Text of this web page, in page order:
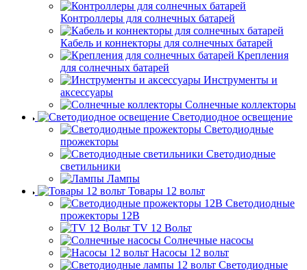
Контроллеры для солнечных батарей
Кабель и коннекторы для солнечных батарей
Крепления
для солнечных батарей
Инструменты и
аксессуары
Солнечные коллекторы
Светодиодное освещение
Светодиодные
прожекторы
Светодиодные
светильники
Лампы
Товары 12 вольт
Светодиодные
прожекторы 12В
TV 12 Вольт
Солнечные насосы
Насосы 12 вольт
Светодиодные